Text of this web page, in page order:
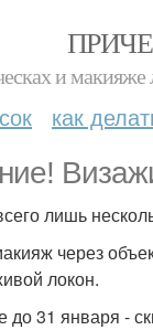
и макияже
как
лишь
через
локон.
до 31 января -